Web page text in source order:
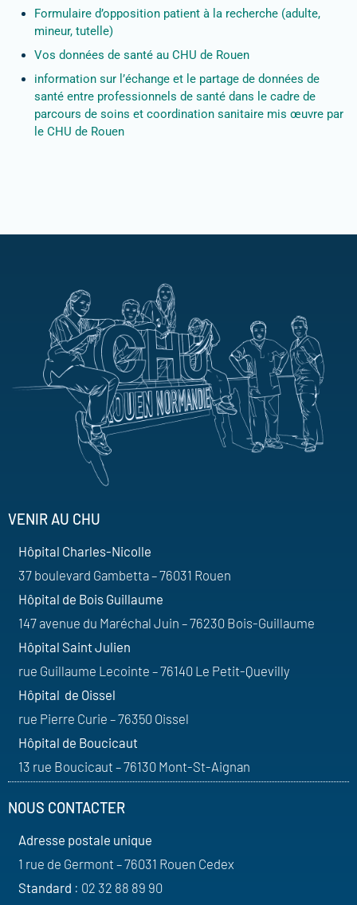
Formulaire d’opposition patient à la recherche (adulte,
mineur, tutelle)
Vos données de santé au CHU de Rouen
information sur l’échange et le partage de données de
santé entre professionnels de santé dans le cadre de
parcours de soins et coordination sanitaire mis œuvre par
le CHU de Rouen
VENIR AU CHU
Hôpital Charles-Nicolle
37 boulevard Gambetta – 76031 Rouen
Hôpital de Bois Guillaume
147 avenue du Maréchal Juin – 76230 Bois-Guillaume
Hôpital Saint Julien
rue Guillaume Lecointe – 76140 Le Petit-Quevilly
Hôpital de Oissel
rue Pierre Curie – 76350 Oissel
Hôpital de Boucicaut
13 rue Boucicaut – 76130 Mont-St-Aignan
NOUS CONTACTER
Adresse postale unique
1 rue de Germont – 76031 Rouen Cedex
Standard : 02 32 88 89 90